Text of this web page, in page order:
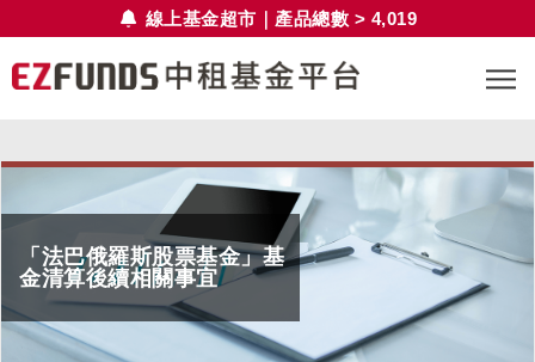
線上基金超市｜產品總數 > 4,019
「法巴俄羅斯股票基金」基
金清算後續相關事宜